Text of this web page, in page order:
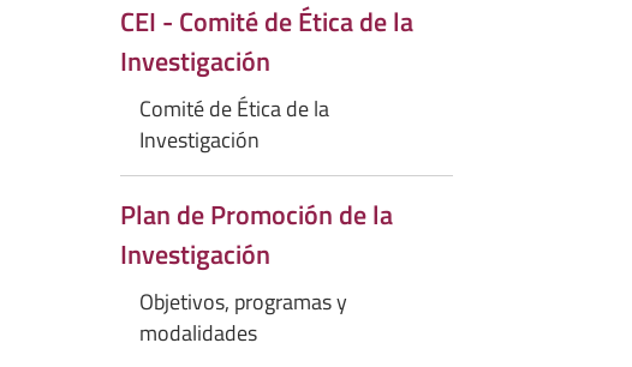
CEI - Comité de Ética de la
Investigación
Comité de Ética de la
Investigación
Plan de Promoción de la
Investigación
Objetivos, programas y
modalidades